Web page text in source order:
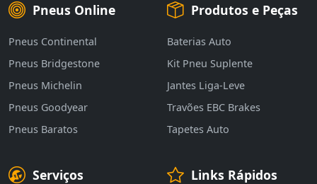
Pneus Online
Pneus Continental
Pneus Bridgestone
Pneus Michelin
Pneus Goodyear
Pneus Baratos
Produtos e Peças
Baterias Auto
Kit Pneu Suplente
Jantes Liga-Leve
Travões EBC Brakes
Tapetes Auto
Serviços Links Rápidos